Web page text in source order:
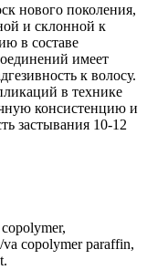
нового поколения,
и склонной к
в составе
имеет
к волосу.
в технике
консистенцию и
застывания 10-12
copolymer paraffin,